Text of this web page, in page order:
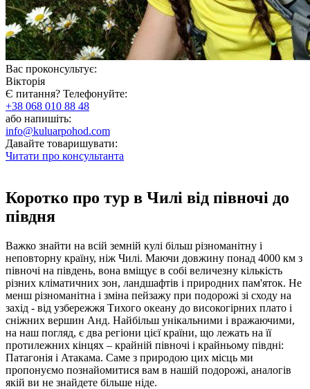
Вас проконсультує:
Вікторія
Є питання? Телефонуйте:
+38 068 010 88 48
або напишіть:
info@kuluarpohod.com
Давайте товаришувати:
Читати про консультанта
Коротко про тур в Чилі від півночі до
півдня
Важко знайти на всій земній кулі більш різноманітну і
неповторну країну, ніж Чилі. Маючи довжину понад 4000 км з
півночі на південь, вона вміщує в собі величезну кількість
різних кліматичних зон, ландшафтів і природних пам'яток. Не
менш різноманітна і зміна пейзажу при подорожі зі сходу на
захід - від узбережжя Тихого океану до високогірних плато і
сніжних вершин Анд. Найбільш унікальними і вражаючими,
на наш погляд, є два регіони цієї країни, що лежать на її
протилежних кінцях – крайній півночі і крайньому півдні:
Патагонія і Атакама. Саме з природою цих місць ми
пропонуємо познайомитися вам в нашій подорожі, аналогів
якій ви не знайдете більше ніде.